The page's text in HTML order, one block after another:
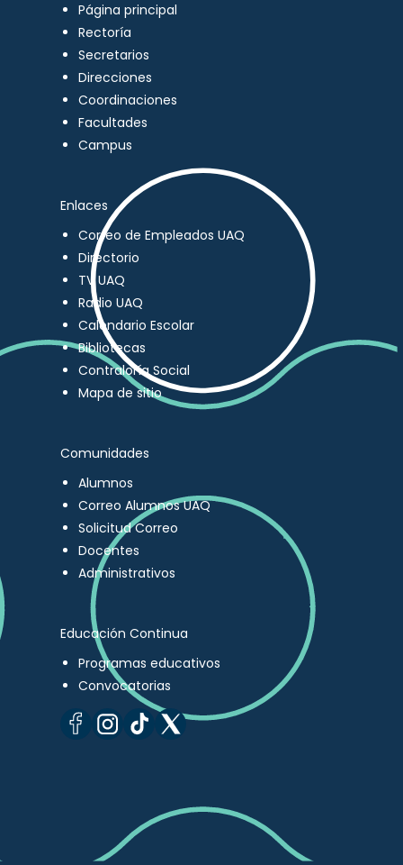
Página principal
Rectoría
Secretarios
Direcciones
Coordinaciones
Facultades
Campus
Enlaces
Correo de Empleados UAQ
Directorio
TV UAQ
Radio UAQ
Calendario Escolar
Bibliotecas
Contraloría Social
Mapa de sitio
Comunidades
Alumnos
Correo Alumnos UAQ
Solicitud Correo
Docentes
Administrativos
Educación Continua
Programas educativos
Convocatorias